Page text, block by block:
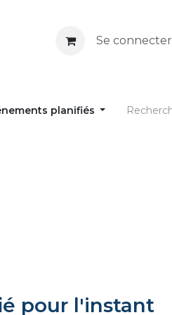
Se connecter
planifiés
pour l'instant